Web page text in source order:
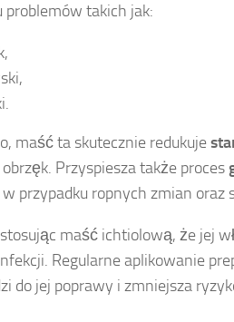
problemów takich jak:
maść ta skutecznie redukuje
Przyspiesza także proces
przypadku ropnych zmian oraz
maść ichtiolową, że jej
Regularne aplikowanie
do jej poprawy i zmniejsza